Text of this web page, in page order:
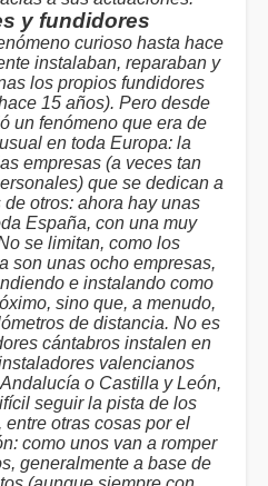
y fundidores
curioso hasta hace
instalaban, reparaban y
los propios fundidores
15 años). Pero desde
un fenómeno que era de
en toda Europa: la
empresas (a veces tan
que se dedican a
otros: ahora hay unas
España, con una muy
se limitan, como los
son unas ocho empresas,
e instalando como
sino que, a menudo,
de distancia. No es
cántabros instalen en
valencianos
o Castilla y León,
seguir la pista de los
otras cosas por el
como unos van a romper
generalmente a base de